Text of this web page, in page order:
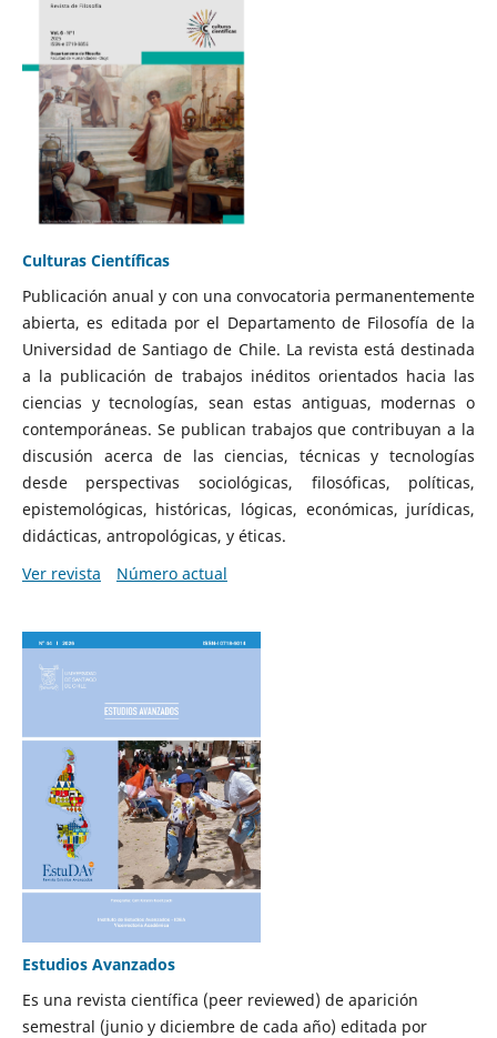
Culturas Científicas
Publicación anual y con una convocatoria permanentemente
abierta, es editada por el Departamento de Filosofía de la
Universidad de Santiago de Chile. La revista está destinada
a la publicación de trabajos inéditos orientados hacia las
ciencias y tecnologías, sean estas antiguas, modernas o
contemporáneas. Se publican trabajos que contribuyan a la
discusión acerca de las ciencias, técnicas y tecnologías
desde perspectivas sociológicas, filosóficas, políticas,
epistemológicas, históricas, lógicas, económicas, jurídicas,
didácticas, antropológicas, y éticas.
Ver revista
Número actual
Estudios Avanzados
Es una revista científica (peer reviewed) de aparición
semestral (junio y diciembre de cada año) editada por